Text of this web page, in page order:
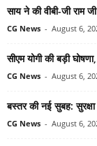
साय ने की वीबी-जी राम
CG News - August 6,
सीएम योगी की बड़ी
CG News - August 6,
बस्तर की नई सुबह:
CG News - August 6,